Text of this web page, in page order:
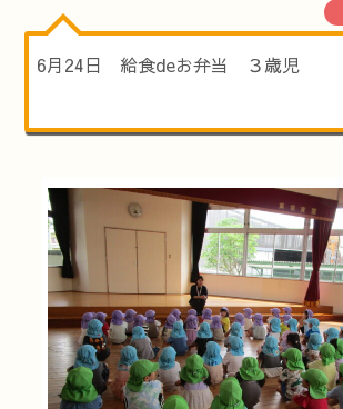
6月24日 給食deお弁当 ３歳児